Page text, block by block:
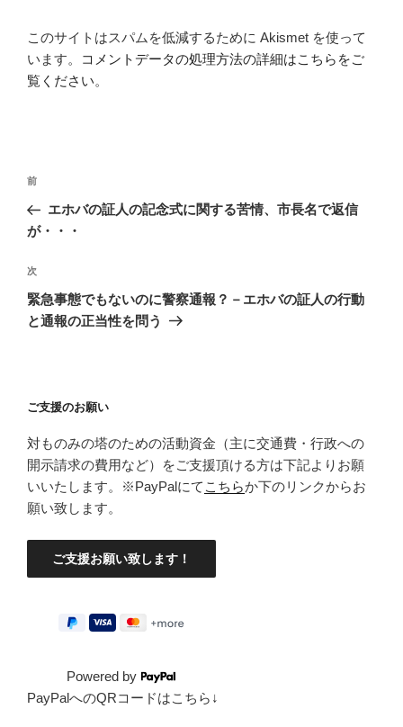
このサイトはスパムを低減するために Akismet を使って
います。
コメントデータの処理方法の詳細はこちらをご
覧ください。
投
ナ
ゲ
ー
シ
前
の
投
前
エホバの証人の記念式に関する苦情、市長名で返信
が・・・
次
の
投
次
緊急事態でもないのに警察通報？－エホバの証人の行動
と通報の正当性を問う
ご支援のお願い
対ものみの塔のための活動資金（主に交通費・行政への
開示請求の費用など）をご支援頂ける方は下記よりお願
いいたします。※PayPalにて こちらか下のリンクからお
願い致します。
Powered by
PayPalへのQRコードはこちら↓